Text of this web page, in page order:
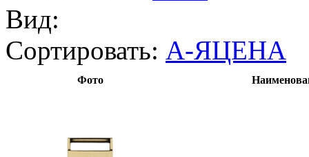
Вид:
Сортировать: А-ЯЦЕНА
Фото